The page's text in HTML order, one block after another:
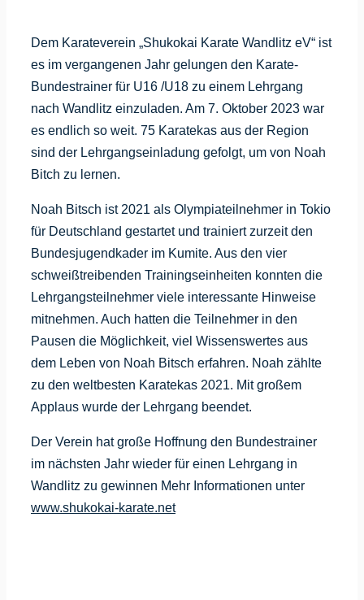
Dem Karateverein „Shukokai Karate Wandlitz eV“ ist
es im vergangenen Jahr gelungen den Karate-
Bundestrainer für U16 /U18 zu einem Lehrgang
nach Wandlitz einzuladen. Am 7. Oktober 2023 war
es endlich so weit. 75 Karatekas aus der Region
sind der Lehrgangseinladung gefolgt, um von Noah
Bitch zu lernen.
Noah Bitsch ist 2021 als Olympiateilnehmer in Tokio
für Deutschland gestartet und trainiert zurzeit den
Bundesjugendkader im Kumite. Aus den vier
schweißtreibenden Trainingseinheiten konnten die
Lehrgangsteilnehmer viele interessante Hinweise
mitnehmen. Auch hatten die Teilnehmer in den
Pausen die Möglichkeit, viel Wissenswertes aus
dem Leben von Noah Bitsch erfahren. Noah zählte
zu den weltbesten Karatekas 2021. Mit großem
Applaus wurde der Lehrgang beendet.
Der Verein hat große Hoffnung den Bundestrainer
im nächsten Jahr wieder für einen Lehrgang in
Wandlitz zu gewinnen Mehr Informationen unter
www.shukokai-karate.net